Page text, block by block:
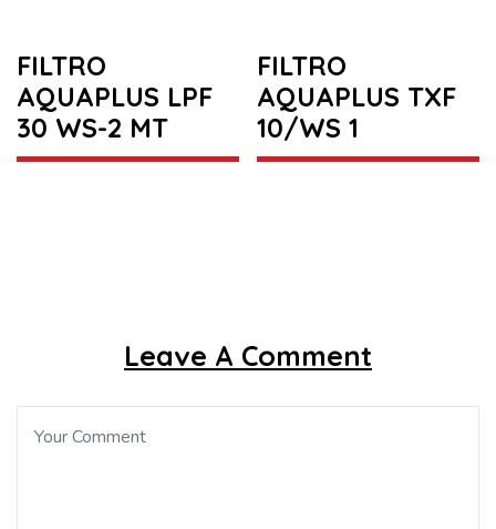
FILTRO
AQUAPLUS LPF
30 WS-2 MT
FILTRO
AQUAPLUS TXF
10/WS 1
Leave A Comment